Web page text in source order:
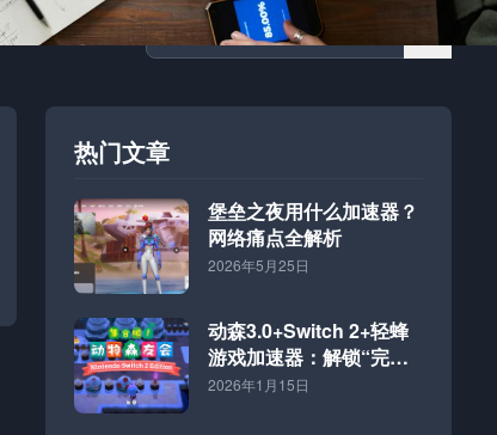
热门文章
堡垒之夜用什么加速器？
网络痛点全解析
2026年5月25日
动森3.0+Switch 2+轻蜂
游戏加速器：解锁“完全
体”海岛的终极方案
2026年1月15日